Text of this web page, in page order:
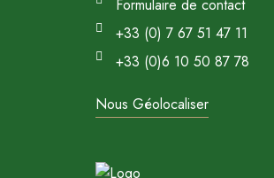
Formulaire de contact
+33 (0) 7 67 51 47 11
+33 (0)6 10 50 87 78
Nous Géolocaliser